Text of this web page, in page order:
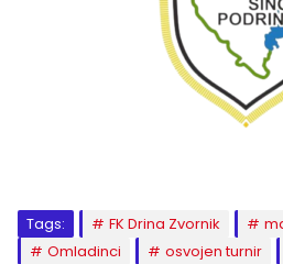
Tags: FK Drina Zvornik
Omladinci
osvojen turnir